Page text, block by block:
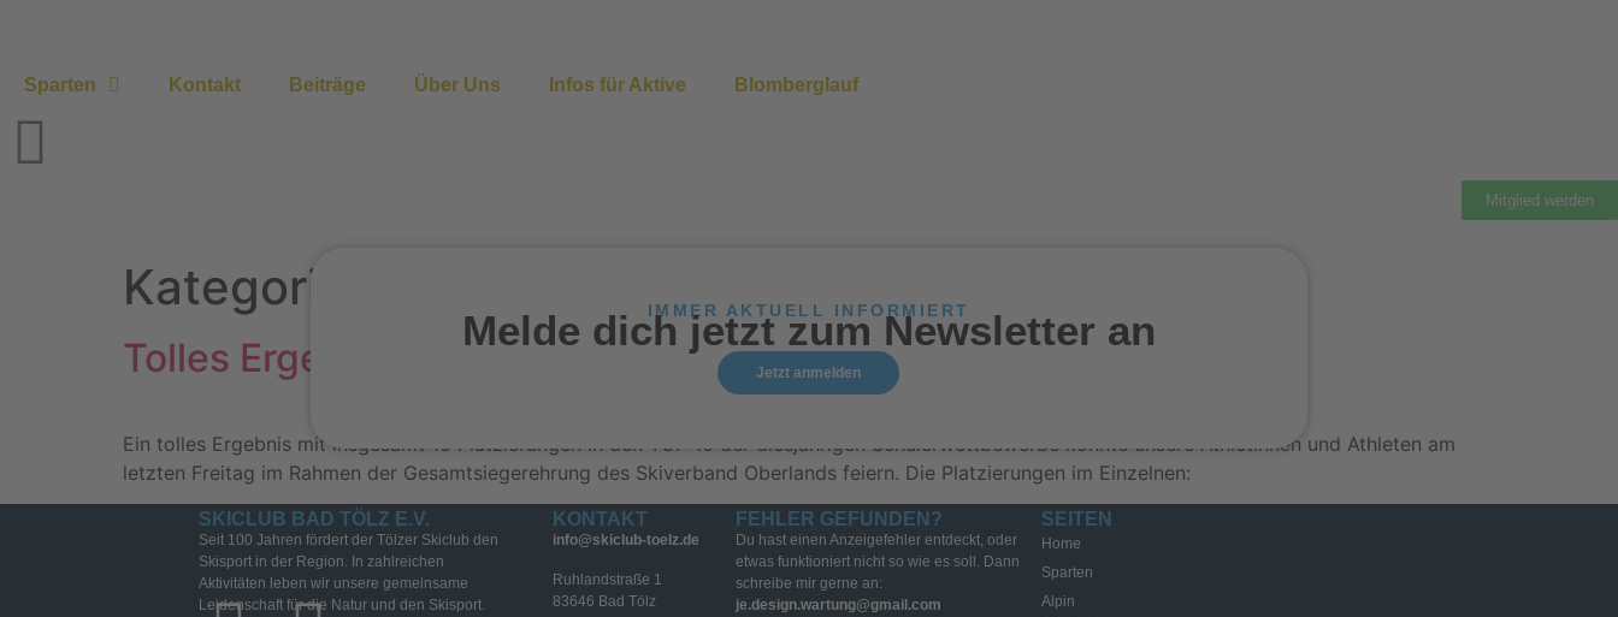
Sparten Kontakt Beiträge Über Uns Infos für Aktive Blomberglauf
Mitglied werden
Kategorie:
Tolles Ergebnis bei der Gesamtsiegerehrung Alpin des SVO
Ein tolles Ergebnis mit insgesamt 10 Platzierungen in den TOP 10 der diesjährigen Schülerwettbewerbe konnte unsere Athletinnen und Athleten am
letzten Freitag im Rahmen der Gesamtsiegerehrung des Skiverband Oberlands feiern. Die Platzierungen im Einzelnen:
IMMER AKTUELL INFORMIERT
Melde dich jetzt zum Newsletter an
Jetzt anmelden
SKICLUB BAD TÖLZ E.V.
Seit 100 Jahren fördert der Tölzer Skiclub den
Skisport in der Region. In zahlreichen
Aktivitäten leben wir unsere gemeinsame
Leidenschaft für die Natur und den Skisport.
KONTAKT
info@skiclub-toelz.de
Ruhlandstraße 1
83646 Bad Tölz
FEHLER GEFUNDEN?
Du hast einen Anzeigefehler entdeckt, oder
etwas funktioniert nicht so wie es soll. Dann
schreibe mir gerne an:
je.design.wartung@gmail.com
SEITEN
Home
Sparten
Alpin